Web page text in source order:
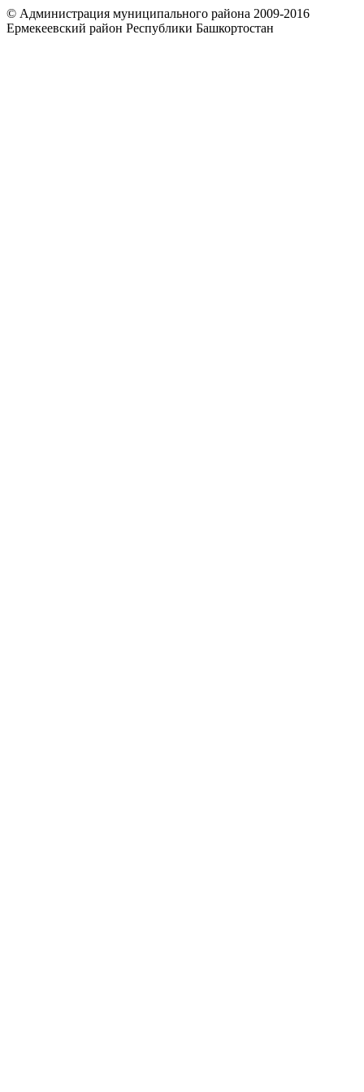
© Администрация муниципального района 2009-2016
Ермекеевский район Республики Башкортостан